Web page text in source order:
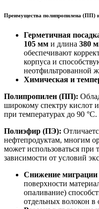
Преимущества полипропилена (ПП)
Герметичная
105 мм и длина 380
обеспечивают
корпуса и
неотфильтрованной
Химическая и
Полипропилен (ПП):
широкому спектру кислот
при температурах до 90 °C.
Полиэфир (ПЭ):
нефтепродуктам, многим
может использоваться при
зависимости от условий
Снижение миграции
поверхности
опаливание)
отдельных волокон